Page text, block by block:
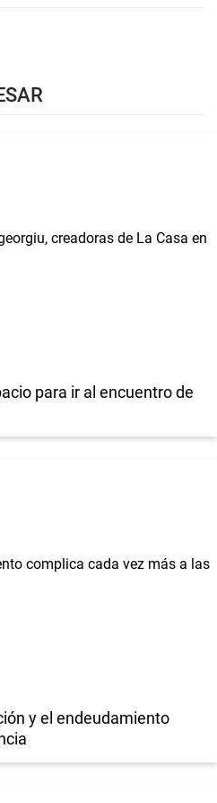
para ir al encuentro de
y el endeudamiento